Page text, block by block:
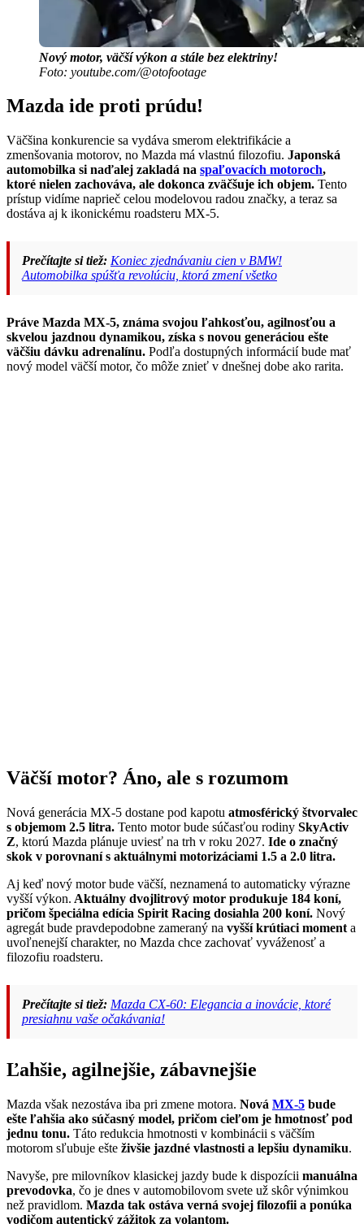
Nový motor, väčší výkon a stále bez elektriny!
Foto: youtube.com/@otofootage
Mazda ide proti prúdu!
Väčšina konkurencie sa vydáva smerom elektrifikácie a
zmenšovania motorov, no Mazda má vlastnú filozofiu. Japonská
automobilka si naďalej zakladá na spaľovacích motoroch,
ktoré nielen zachováva, ale dokonca zväčšuje ich objem. Tento
prístup vidíme naprieč celou modelovou radou značky, a teraz sa
dostáva aj k ikonickému roadsteru MX-5.
Prečítajte si tiež: Koniec zjednávaniu cien v BMW!
Automobilka spúšťa revolúciu, ktorá zmení všetko
Práve Mazda MX-5, známa svojou ľahkosťou, agilnosťou a
skvelou jazdnou dynamikou, získa s novou generáciou ešte
väčšiu dávku adrenalínu. Podľa dostupných informácií bude mať
nový model väčší motor, čo môže znieť v dnešnej dobe ako rarita.
Väčší motor? Áno, ale s rozumom
Nová generácia MX-5 dostane pod kapotu atmosférický štvorvalec
s objemom 2.5 litra. Tento motor bude súčasťou rodiny SkyActiv
Z, ktorú Mazda plánuje uviesť na trh v roku 2027. Ide o značný
skok v porovnaní s aktuálnymi motorizáciami 1.5 a 2.0 litra.
Aj keď nový motor bude väčší, neznamená to automaticky výrazne
vyšší výkon. Aktuálny dvojlitrový motor produkuje 184 koní,
pričom špeciálna edícia Spirit Racing dosiahla 200 koní. Nový
agregát bude pravdepodobne zameraný na vyšší krútiaci moment a
uvoľnenejší charakter, no Mazda chce zachovať vyváženosť a
filozofiu roadsteru.
Prečítajte si tiež: Mazda CX-60: Elegancia a inovácie, ktoré
presiahnu vaše očakávania!
Ľahšie, agilnejšie, zábavnejšie
Mazda však nezostáva iba pri zmene motora. Nová MX-5 bude
ešte ľahšia ako súčasný model, pričom cieľom je hmotnosť pod
jednu tonu. Táto redukcia hmotnosti v kombinácii s väčším
motorom sľubuje ešte živšie jazdné vlastnosti a lepšiu dynamiku.
Navyše, pre milovníkov klasickej jazdy bude k dispozícii manuálna
prevodovka, čo je dnes v automobilovom svete už skôr výnimkou
než pravidlom. Mazda tak ostáva verná svojej filozofii a ponúka
vodičom autentický zážitok za volantom.